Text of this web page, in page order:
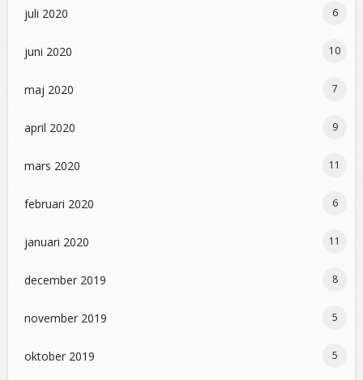
juli 2020 6
juni 2020 10
maj 2020 7
april 2020 9
mars 2020 11
februari 2020 6
januari 2020 11
december 2019 8
november 2019 5
oktober 2019 5